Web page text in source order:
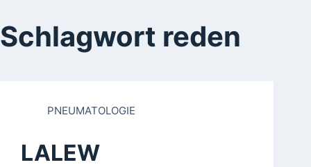
Schlagwort reden
PNEUMATOLOGIE
LALEW